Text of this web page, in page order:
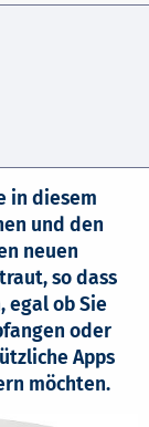
in diesem
und den
neuen
so dass
egal ob Sie
oder
Apps
möchten.